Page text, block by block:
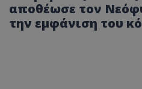
αποθέωσε τον
την εμφάνιση του